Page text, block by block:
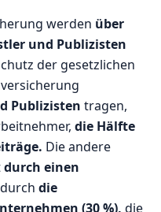
werden über
und Publizisten
der gesetzlichen
Publizisten tragen,
die Hälfte
Die andere
durch einen
die
(30 %), die